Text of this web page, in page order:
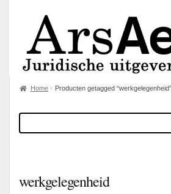
Home Producten getagged “werkgelegenheid”
werkgelegenheid